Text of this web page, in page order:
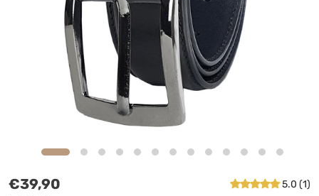
Normaler Preis
€39,90 5.0 (1)